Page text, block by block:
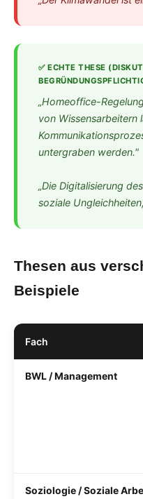
✅ ECHTE THESE
„Homeoffice-
von Wissensarbeitern
untergraben werden."
„Die Digitalisierung
soziale
Thesen aus
Beispiele
Fach
BWL / Management
Soziologie / Soziale